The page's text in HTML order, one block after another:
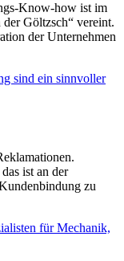
Know-how ist im
Göltzsch“ vereint.
der Unternehmen
ist an der
zu